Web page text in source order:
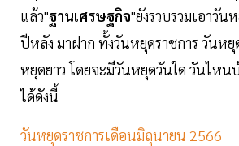
แล้ว"ฐานเศรษฐกิจ"ยังรวบรวมเอาวัน
ปีหลัง มาฝาก ทั้งวันหยุดราชการ วันหยุ
หยุดยาว โดยจะมีวันหยุดวันใด วันไหน
ได้ดังนี้
วันหยุดราชการเดือนมิถุนายน 2566